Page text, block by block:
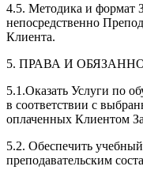
4.5. Методика и формат
непосредственно
Клиента.
5. ПРАВА И
5.1.Оказать Услуги по
в соответствии с
оплаченных Клиентом
5.2. Обеспечить
преподавательским